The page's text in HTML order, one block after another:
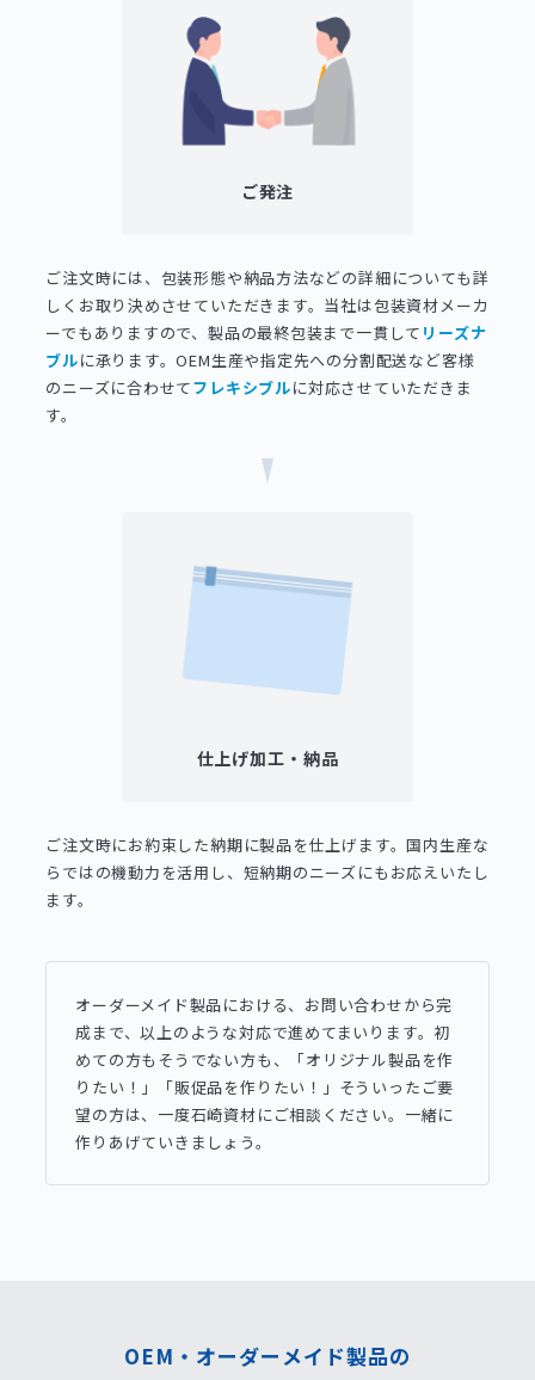
ご発注
ご注文時には、包装形態や納品方法などの詳細についても詳
しくお取り決めさせていただきます。当社は包装資材メーカ
ーでもありますので、製品の最終包装まで一貫して リーズナ
ブルに承ります。OEM生産や指定先への分割配送など客様
のニーズに合わせてフレキシブルに対応させていただきま
す。
仕上げ加工・納品
ご注文時にお約束した納期に製品を仕上げます。国内生産な
らではの機動力を活用し、短納期のニーズにもお応えいたし
ます。
オーダーメイド製品における、お問い合わせから完
成まで、以上のような対応で進めてまいります。初
めての方もそうでない方も、「オリジナル製品を作
りたい！」「販促品を作りたい！」そういったご要
望の方は、一度石崎資材にご相談ください。一緒に
作りあげていきましょう。
OEM・オーダーメイド製品の